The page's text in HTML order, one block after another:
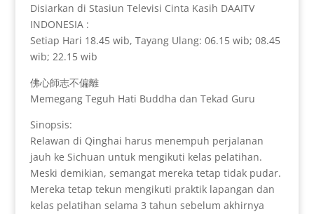
Disiarkan di Stasiun Televisi Cinta Kasih DAAITV
INDONESIA :
Setiap Hari 18.45 wib, Tayang Ulang: 06.15 wib; 08.45
wib; 22.15 wib
佛心師志不偏離
Memegang Teguh Hati Buddha dan Tekad Guru
Sinopsis:
Relawan di Qinghai harus menempuh perjalanan
jauh ke Sichuan untuk mengikuti kelas pelatihan.
Meski demikian, semangat mereka tetap tidak pudar.
Mereka tetap tekun mengikuti praktik lapangan dan
kelas pelatihan selama 3 tahun sebelum akhirnya